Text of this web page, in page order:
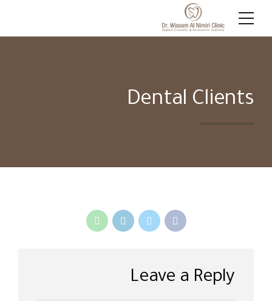
Dental Clients
Leave a Reply